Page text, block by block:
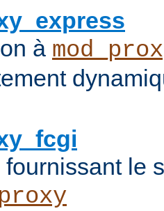
à
fournissant le